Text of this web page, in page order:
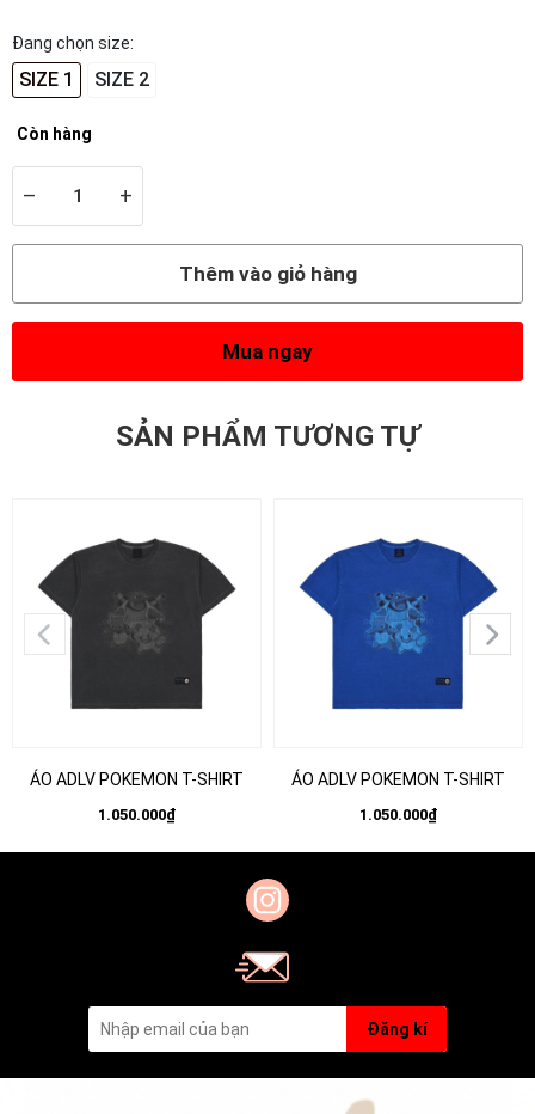
Đang chọn size:
SIZE 1 SIZE 2
Còn hàng
– +
Thêm vào giỏ hàng
Mua ngay
SẢN PHẨM TƯƠNG TỰ
ÁO ADLV POKEMON T-SHIRT
1.050.000₫
ÁO ADLV POKEMON T-SHIRT
1.050.000₫
Đăng kí